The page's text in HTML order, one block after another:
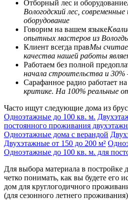
Отборный лес и оборудование
Вологодский лес,
оборудование
Говорим на вашем языке
опытных мастеров из
Клиент всегда правМы
качества нашей работы
Работаем без полной
начала строительства и 30%
Сарафанное радио работает
критике. На 100% реальные
Часто ищут следующие дома из
Одноэтажные до 100 кв. м.
постоянного проживания
Одноэтажные дома с верандой
Двухэтажные от 150 до 200 м²
Одноэтажные до 100 кв. м. для
Для выбора материала в постройке
четко понимать, как вы будете его
дом для круглогодичного
(для сезонного летнего